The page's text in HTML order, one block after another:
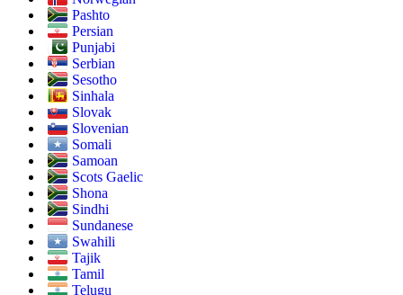
Pashto
Persian
Punjabi
Serbian
Sesotho
Sinhala
Slovak
Slovenian
Somali
Samoan
Scots Gaelic
Shona
Sindhi
Sundanese
Swahili
Tajik
Tamil
Telugu